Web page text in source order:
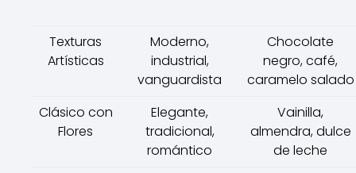
Texturas
Artísticas
Moderno,
industrial,
vanguardista
Chocolate
negro, café,
caramelo salado
Clásico con
Flores
Elegante,
tradicional,
romántico
Vainilla,
almendra, dulce
de leche